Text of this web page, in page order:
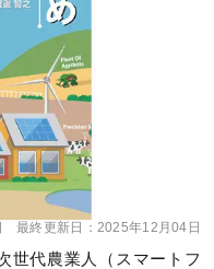
最終更新日： 2025年12月04日
世代農業人（スマートフ